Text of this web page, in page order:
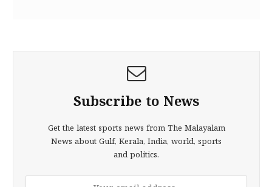
Subscribe to News
Get the latest sports news from The Malayalam
News about Gulf, Kerala, India, world, sports
and politics.